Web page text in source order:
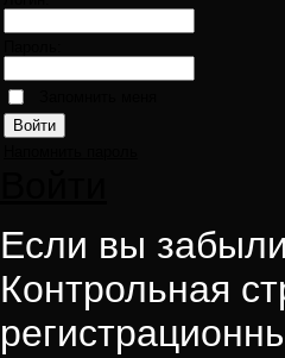
Если вы
Контрольная